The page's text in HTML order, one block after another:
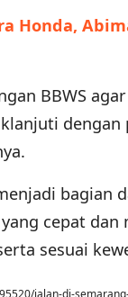
Honda,
BBWS
bagian
cepat
sesuai